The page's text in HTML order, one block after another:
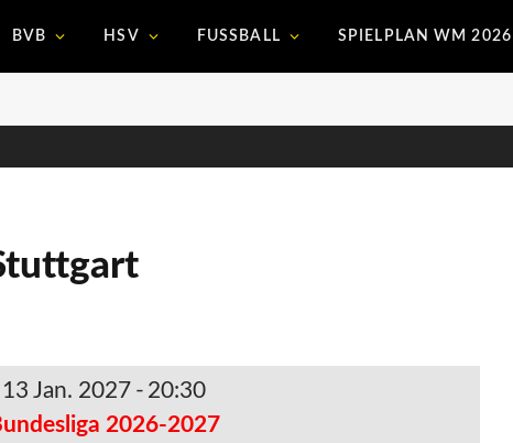
BVB HSV FUSSBALL SPIELPLAN WM 2026
13 Jan. 2027 - 20:30
2026-2027